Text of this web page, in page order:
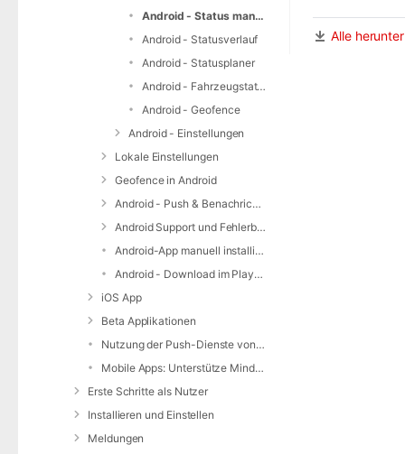
Android - Status manuell setzen
Android - Statusverlauf
Android - Statusplaner
Android - Fahrzeugstatusgeber
Android - Geofence
Android - Einstellungen
Lokale Einstellungen
Geofence in Android
Android - Push & Benachrichtigungen
Android Support und Fehlerbehebung
Android-App manuell installieren
Android - Download im PlayStore
iOS App
Beta Applikationen
Nutzung der Push-Dienste von Apple / Google
Mobile Apps: Unterstütze Mindestversionen
Erste Schritte als Nutzer
Installieren und Einstellen
Meldungen
Alle